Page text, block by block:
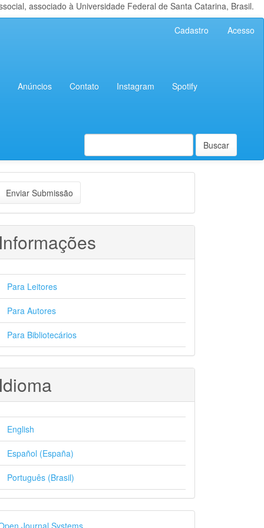
associado à Universidade Federal de Santa Catarina, Brasil.
Cadastro Acesso
Anúncios Contato Instagram Spotify
Buscar
Enviar Submissão
Para Leitores
Para Autores
Para Bibliotecários
English
Español (España)
Português (Brasil)
Journal Systems